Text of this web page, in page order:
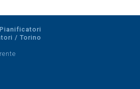
/ Torino